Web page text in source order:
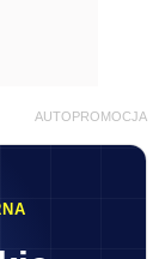
AUTOPROMOCJA